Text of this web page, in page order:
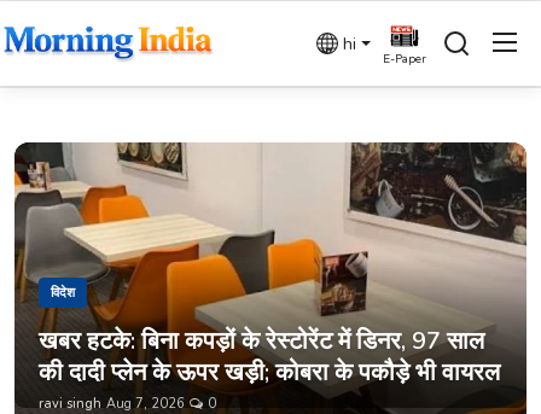
hi
E-Paper
Home
देश
बिज़नेस
विदेश
खबर हटके: बिना कपड़ों के रेस्टोरेंट में डिनर, 97 साल
की दादी प्लेन के ऊपर खड़ी; कोबरा के पकौड़े भी वायरल
ravi singh Aug 7, 2026 0